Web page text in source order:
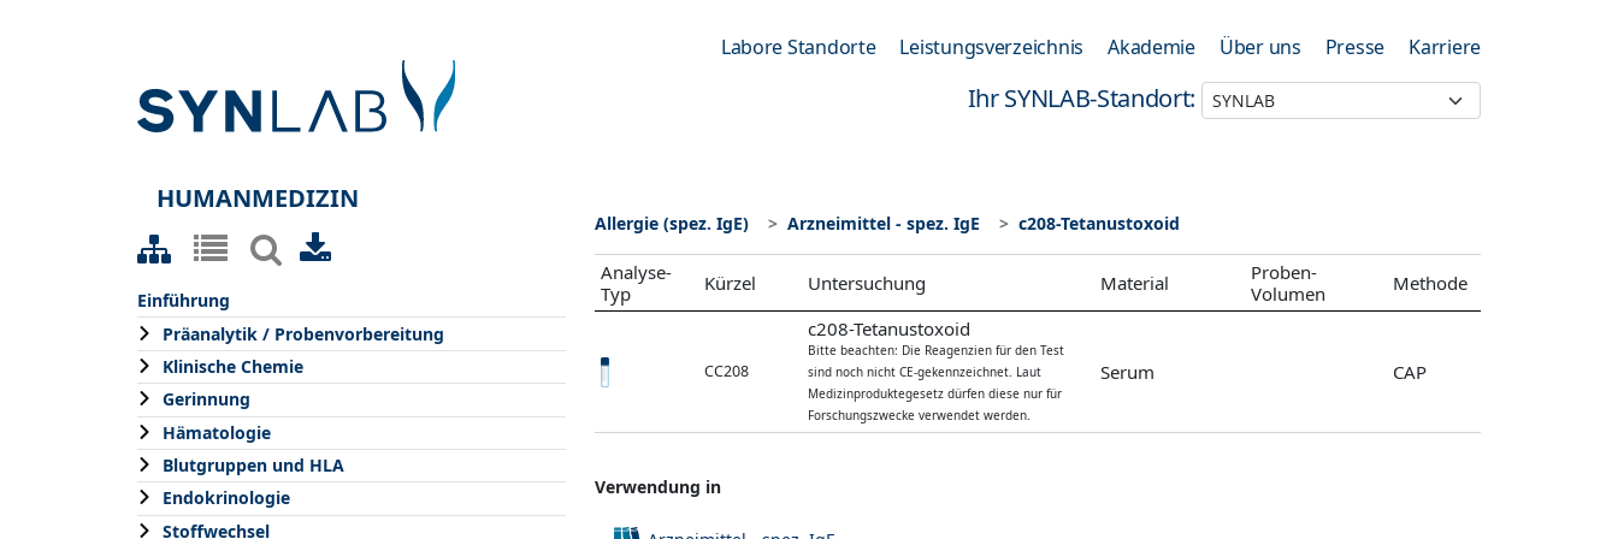
Labore Standorte Leistungsverzeichnis Akademie Über uns Presse Karriere
Ihr SYNLAB-Standort:
HUMANMEDIZIN
Einführung
Präanalytik / Probenvorbereitung
Klinische Chemie
Gerinnung
Hämatologie
Blutgruppen und HLA
Endokrinologie
Stoffwechsel
Allergie (spez. IgE) Arzneimittel - spez. IgE c208-Tetanustoxoid
Analyse-
Typ
Kürzel Untersuchung Material
Proben-
Volumen
Methode
CC208
c208-Tetanustoxoid
Bitte beachten: Die Reagenzien für den Test
sind noch nicht CE-gekennzeichnet. Laut
Medizinproduktegesetz dürfen diese nur für
Forschungszwecke verwendet werden.
Serum CAP
Verwendung in